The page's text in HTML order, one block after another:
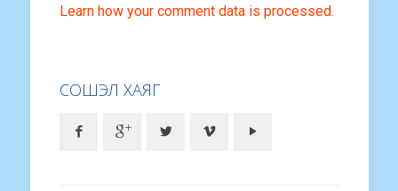
Learn how your comment data is processed.
СОШЭЛ ХАЯГ